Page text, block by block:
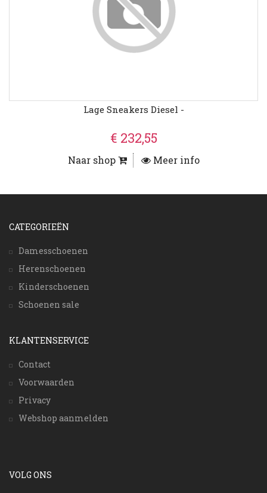
Lage Sneakers Diesel -
€ 232,55
Naar shop Meer info
CATEGORIEËN
Damesschoenen
Herenschoenen
Kinderschoenen
Schoenen sale
KLANTENSERVICE
Contact
Voorwaarden
Privacy
Webshop aanmelden
VOLG ONS